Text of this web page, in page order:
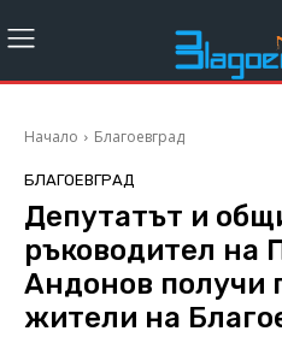
Начало Благоевград
БЛАГОЕВГРАД
Депутатът и
ръководител на
Андонов получи
жители на